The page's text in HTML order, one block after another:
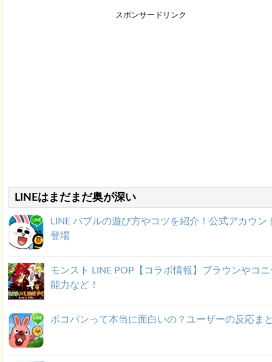
スポンサードリンク
LINEはまだまだ奥が深い
LINE バブルの遊び方やコツを紹介！公式アカウン
登場
モンスト LINE POP【コラボ情報】ブラウンやコ
能力など！
ポコパンって本当に面白いの？ユーザーの反応ま